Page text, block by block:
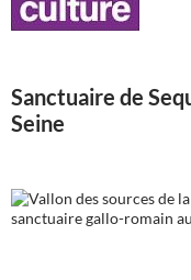
Sanctuaire de
Seine